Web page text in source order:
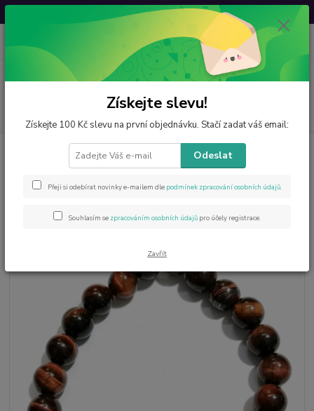
Svatovavřinecká sleva: 20 % s kódemVAVRINEC20
Menu
CZK 0
za
Šperky z minerálů Náramek z býčího oka - hand made
Náramek z býčího oka - hand
Získejte slevu!
Získejte 100 Kč slevu na první objednávku. Stačí zadat váš email:
Odeslat
Přeji si odebírat novinky e-mailem dle podmínek zpracování osobních údajů.
Souhlasím se zpracováním osobních údajů pro účely registrace.
Zavřít